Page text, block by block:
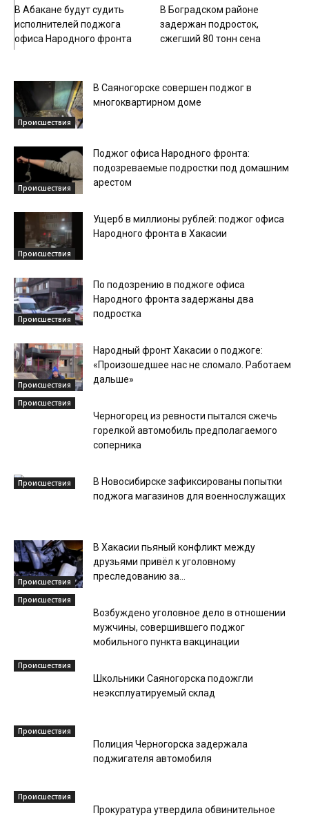
В Абакане будут судить
исполнителей поджога
офиса Народного фронта
В Боградском районе
задержан подросток,
сжегший 80 тонн сена
Происшествия
В Саяногорске совершен поджог в
многоквартирном доме
Происшествия
Поджог офиса Народного фронта:
подозреваемые подростки под домашним
арестом
Происшествия
Ущерб в миллионы рублей: поджог офиса
Народного фронта в Хакасии
Происшествия
По подозрению в поджоге офиса
Народного фронта задержаны два
подростка
Происшествия
Народный фронт Хакасии о поджоге:
«Произошедшее нас не сломало. Работаем
дальше»
Происшествия
Черногорец из ревности пытался сжечь
горелкой автомобиль предполагаемого
соперника
Происшествия
В Новосибирске зафиксированы попытки
поджога магазинов для военнослужащих
Происшествия
В Хакасии пьяный конфликт между
друзьями привёл к уголовному
преследованию за...
Происшествия
Возбуждено уголовное дело в отношении
мужчины, совершившего поджог
мобильного пункта вакцинации
Происшествия
Школьники Саяногорска подожгли
неэксплуатируемый склад
Происшествия
Полиция Черногорска задержала
поджигателя автомобиля
Происшествия
Прокуратура утвердила обвинительное